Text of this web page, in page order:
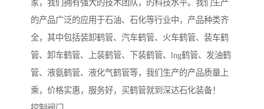
家，我们拥有强大的技术团队，的科技水平。我们生产
的产品广泛的应用于石油、石化等行业中，产品种类齐
全，其中包括装卸鹤管、汽车鹤管、火车鹤管、装车鹤
管、卸车鹤管、上装鹤管、下装鹤管、lng鹤管、发油鹤
管、液氨鹤管、液化气鹤管等，我们生产的产品质量上
乘，价格实惠，服务好，买鹤管就到深达石化装备！